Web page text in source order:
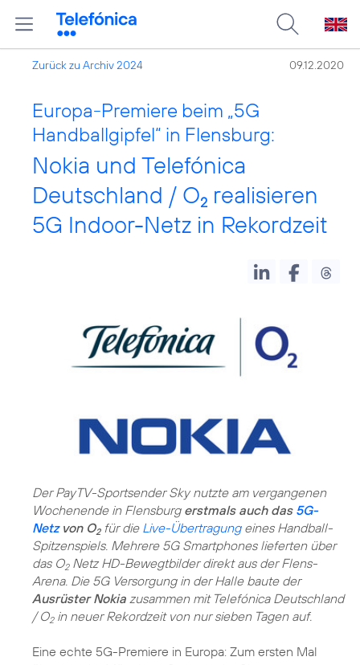
Zurück zu Archiv 2024 09.12.2020
Europa-Premiere beim „5G
Handballgipfel“ in Flensburg:
Nokia und Telefónica
Deutschland / O2 realisieren
5G Indoor-Netz in Rekordzeit
Der PayTV-Sportsender Sky nutzte am vergangenen
Wochenende in Flensburg erstmals auch das 5G-
Netzvon O2für die Live-Übertragungeines Handball-
Spitzenspiels. Mehrere 5G Smartphones lieferten über
das O2Netz HD-Bewegtbilder direkt aus der Flens-
Arena. Die 5G Versorgung in der Halle baute der
Ausrüster Nokia zusammen mit Telefónica Deutschland
/ O2in neuer Rekordzeit von nur sieben Tagen auf.
Eine echte 5G-Premiere in Europa: Zum ersten Mal